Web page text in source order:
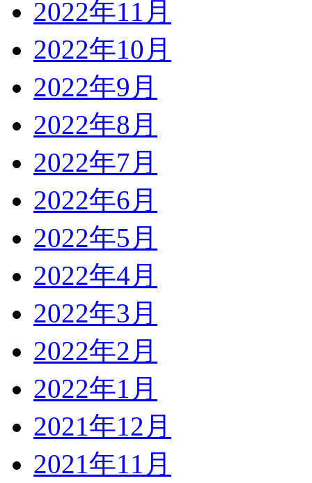
2022年11月
2022年10月
2022年9月
2022年8月
2022年7月
2022年6月
2022年5月
2022年4月
2022年3月
2022年2月
2022年1月
2021年12月
2021年11月